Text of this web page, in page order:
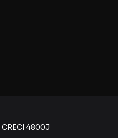
4800J